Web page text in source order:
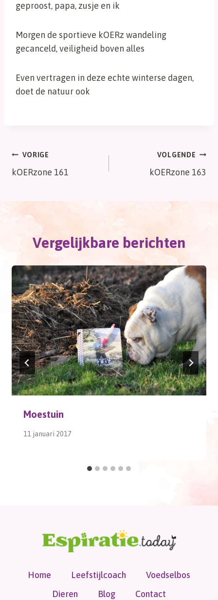
geproost, papa, zusje en ik
Morgen de sportieve kOERz wandeling
gecanceld, veiligheid boven alles
Even vertragen in deze echte winterse dagen,
doet de natuur ook
Bericht
navigatie
VORIGE
kOERzone 161
VOLGENDE
kOERzone 163
Vergelijkbare berichten
Moestuin
11 januari 2017
Home Leefstijlcoach
Voedselbos
Dieren
Blog Contact